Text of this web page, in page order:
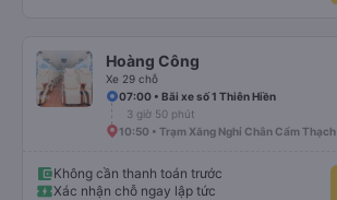
Hoàng Công
Xe 29 chỗ
07:00 • Bãi xe số 1 Thiên Hiền
3 giờ 50 phút
10:50 • Trạm Xăng Nghỉ Chân Cẩm Thạch
Không cần thanh toán trước
Xác nhận chỗ ngay lập tức